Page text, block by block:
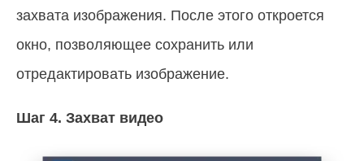
захвата изображения. После этого откроется
окно, позволяющее сохранить или
отредактировать изображение.
Шаг 4. Захват видео